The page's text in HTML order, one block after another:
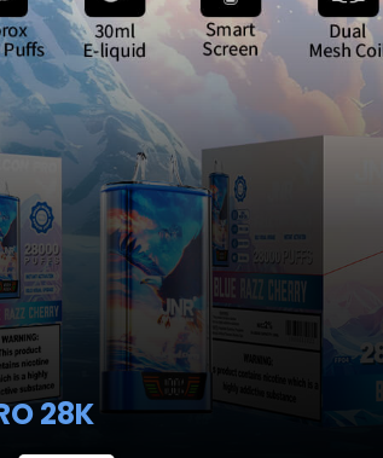
28K